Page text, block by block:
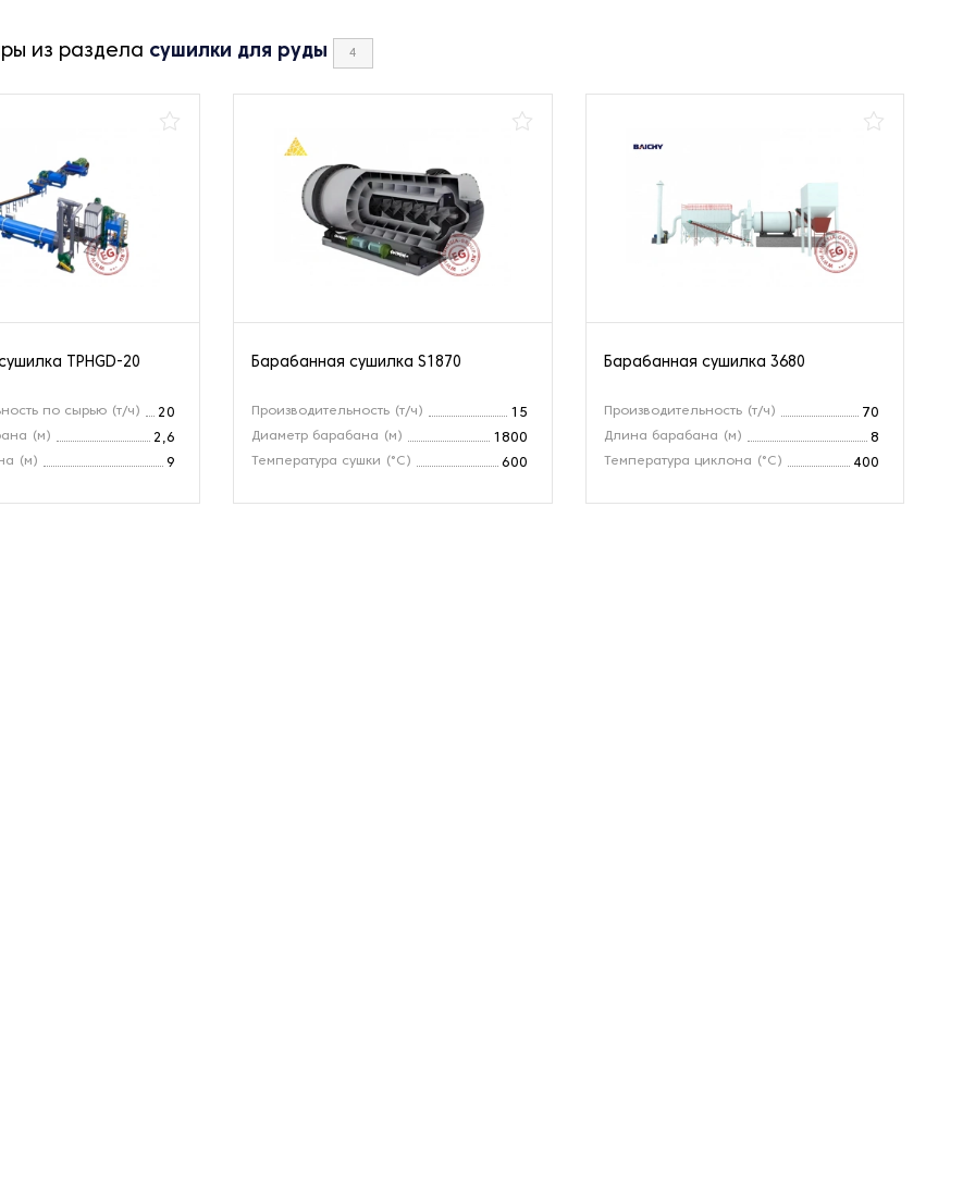
из раздела сушилки для руды 4
TPHGD-20
по сырью (т/ч)
20
(м)
2,6
(м)
9
Барабанная сушилка S1870
Производительность (т/ч)
15
Диаметр барабана (м)
1800
Температура сушки (°С)
600
Барабанная сушилка 3680
Производительность (т/ч)
70
Длина барабана (м)
8
Температура циклона (°С)
400